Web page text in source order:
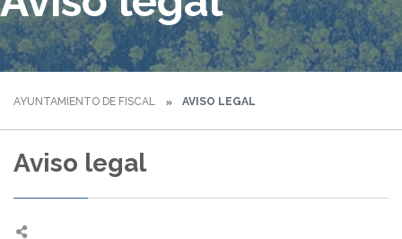
AYUNTAMIENTO DE FISCAL AVISO LEGAL
Aviso legal